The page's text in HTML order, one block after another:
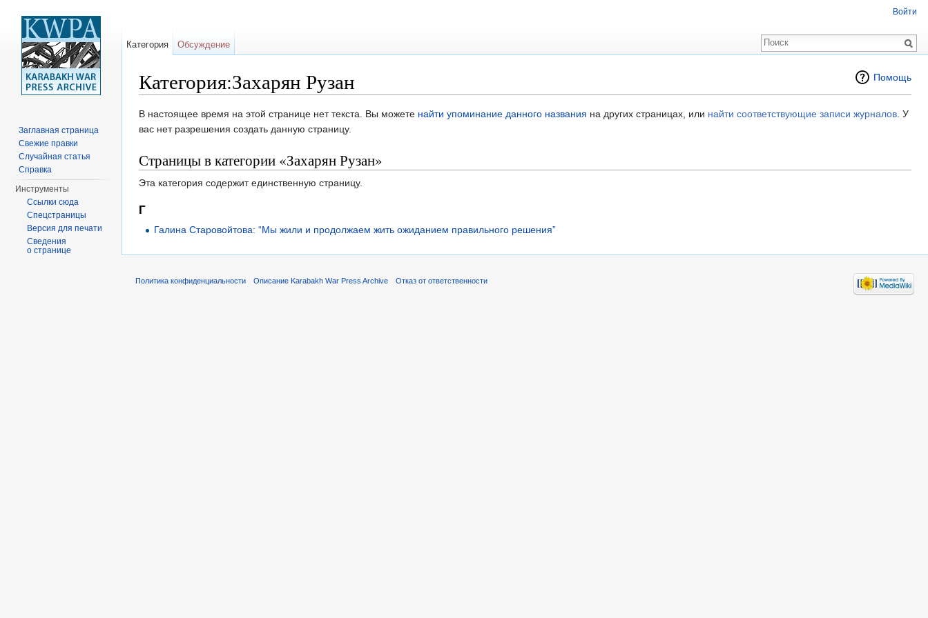
Помощь
Категория:Захарян Рузан
В настоящее время на этой странице нет текста. Вы можете найти упоминание данного названия на других страницах, или найти соответствующие записи журналов. У
вас нет разрешения создать данную страницу.
Страницы в категории «Захарян Рузан»
Эта категория содержит единственную страницу.
Г
Галина Старовойтова: “Мы жили и продолжаем жить ожиданием правильного решения”
Войти
Категория Обсуждение
Заглавная страница
Свежие правки
Случайная статья
Справка
Инструменты
Ссылки сюда
Спецстраницы
Версия для печати
Сведения
о странице
Политика конфиденциальности Описание Karabakh War Press Archive Отказ от ответственности